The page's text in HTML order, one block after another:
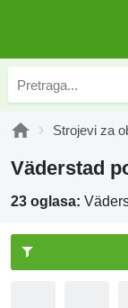
Strojevi za
Väderstad
23 oglasa: